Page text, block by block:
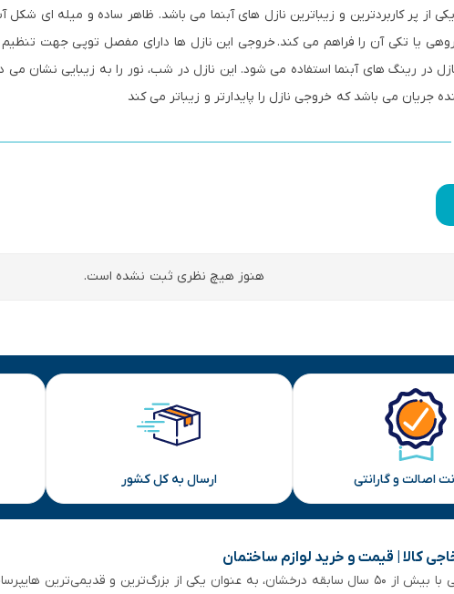
از پر کاربردترین و زیباترین نازل های آبنما می باشد. ظاهر ساده و میله ای
یا تکی آن را فراهم می کند. خروجی این نازل ها دارای مفصل توپی جهت تنظیم
در رینگ های آبنما استفاده می شود. این نازل در شب، نور را به زیبایی نشان می
جریان می باشد که خروجی نازل را پایدارتر و زیباتر می کند
هنوز هیچ نظری ثبت نشده است.
اصالت و گارانتی ارسال به کل کشور
کالا | قیمت و خرید لوازم ساختمان
هایپر ساختمانی خاجی‌ با بیش از ۵۰ سال سابقه‌ درخشان، به عنوان یکی از